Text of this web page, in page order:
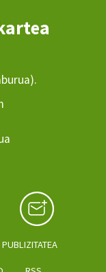
PUBLIZITATEA